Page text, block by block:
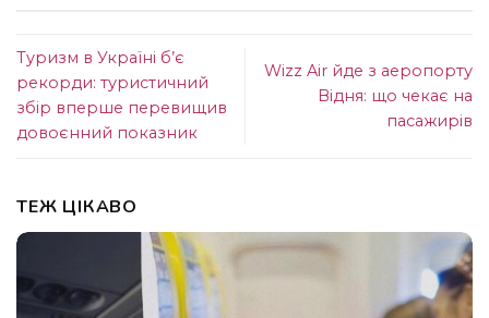
Туризм в Україні б’є
рекорди: туристичний
збір вперше перевищив
довоєнний показник
Wizz Air йде з аеропорту
Відня: що чекає на
пасажирів
ТЕЖ ЦІКАВО